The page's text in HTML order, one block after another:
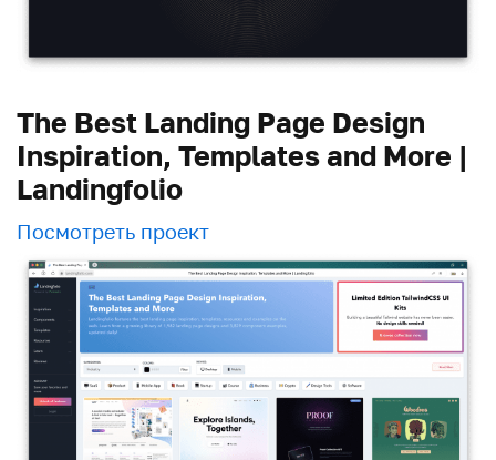
The Best Landing Page Design
Inspiration, Templates and More |
Landingfolio
Посмотреть проект